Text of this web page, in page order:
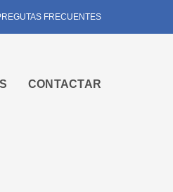
FRECUENTES
CONTACTAR